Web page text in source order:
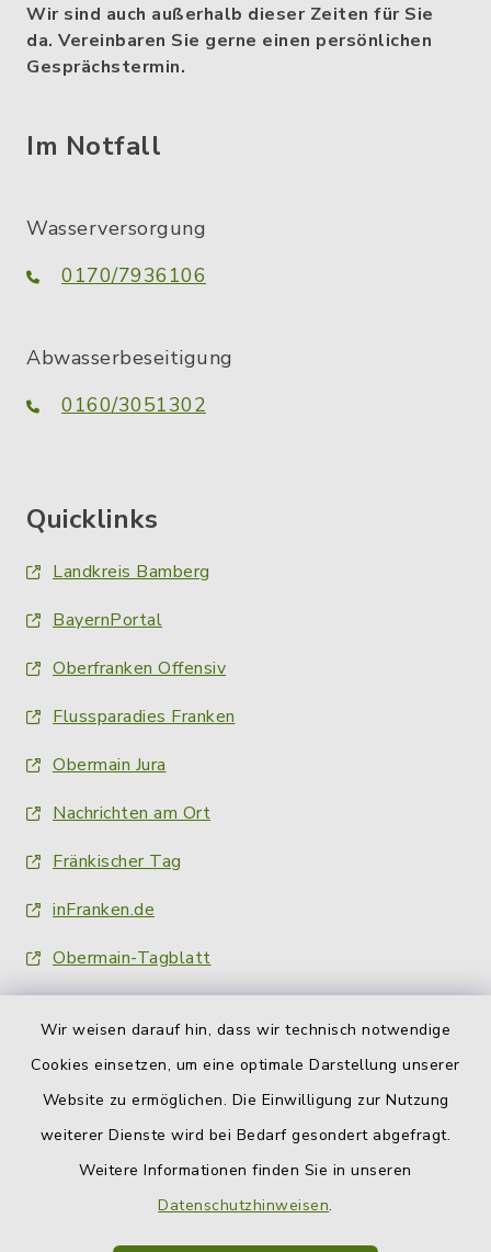
Wir weisen darauf hin, dass wir technisch notwendige
Cookies einsetzen, um eine optimale Darstellung unserer
Website zu ermöglichen. Die Einwilligung zur Nutzung
weiterer Dienste wird bei Bedarf gesondert abgefragt.
Weitere Informationen finden Sie in unseren
Datenschutzhinweisen.
Wir sind auch außerhalb dieser Zeiten für Sie
da. Vereinbaren Sie gerne einen persönlichen
Gesprächstermin.
Im Notfall
Wasserversorgung
0170/7936106
Abwasserbeseitigung
0160/3051302
Quicklinks
Landkreis Bamberg
BayernPortal
Oberfranken Offensiv
Flussparadies Franken
Obermain Jura
Nachrichten am Ort
Fränkischer Tag
inFranken.de
Obermain-Tagblatt
Barrierefreiheit